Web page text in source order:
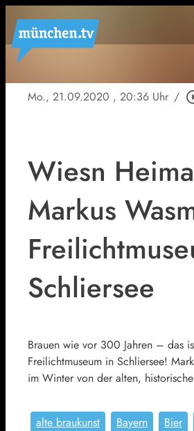
Mo., 21.09.2020 , 20:36 Uhr /
Wiesn
Markus
Schliersee
Brauen wie vor 300 Jahren – das
Freilichtmuseum in Schliersee!
im Winter von der alten,
alte braukunst Bayern Bier